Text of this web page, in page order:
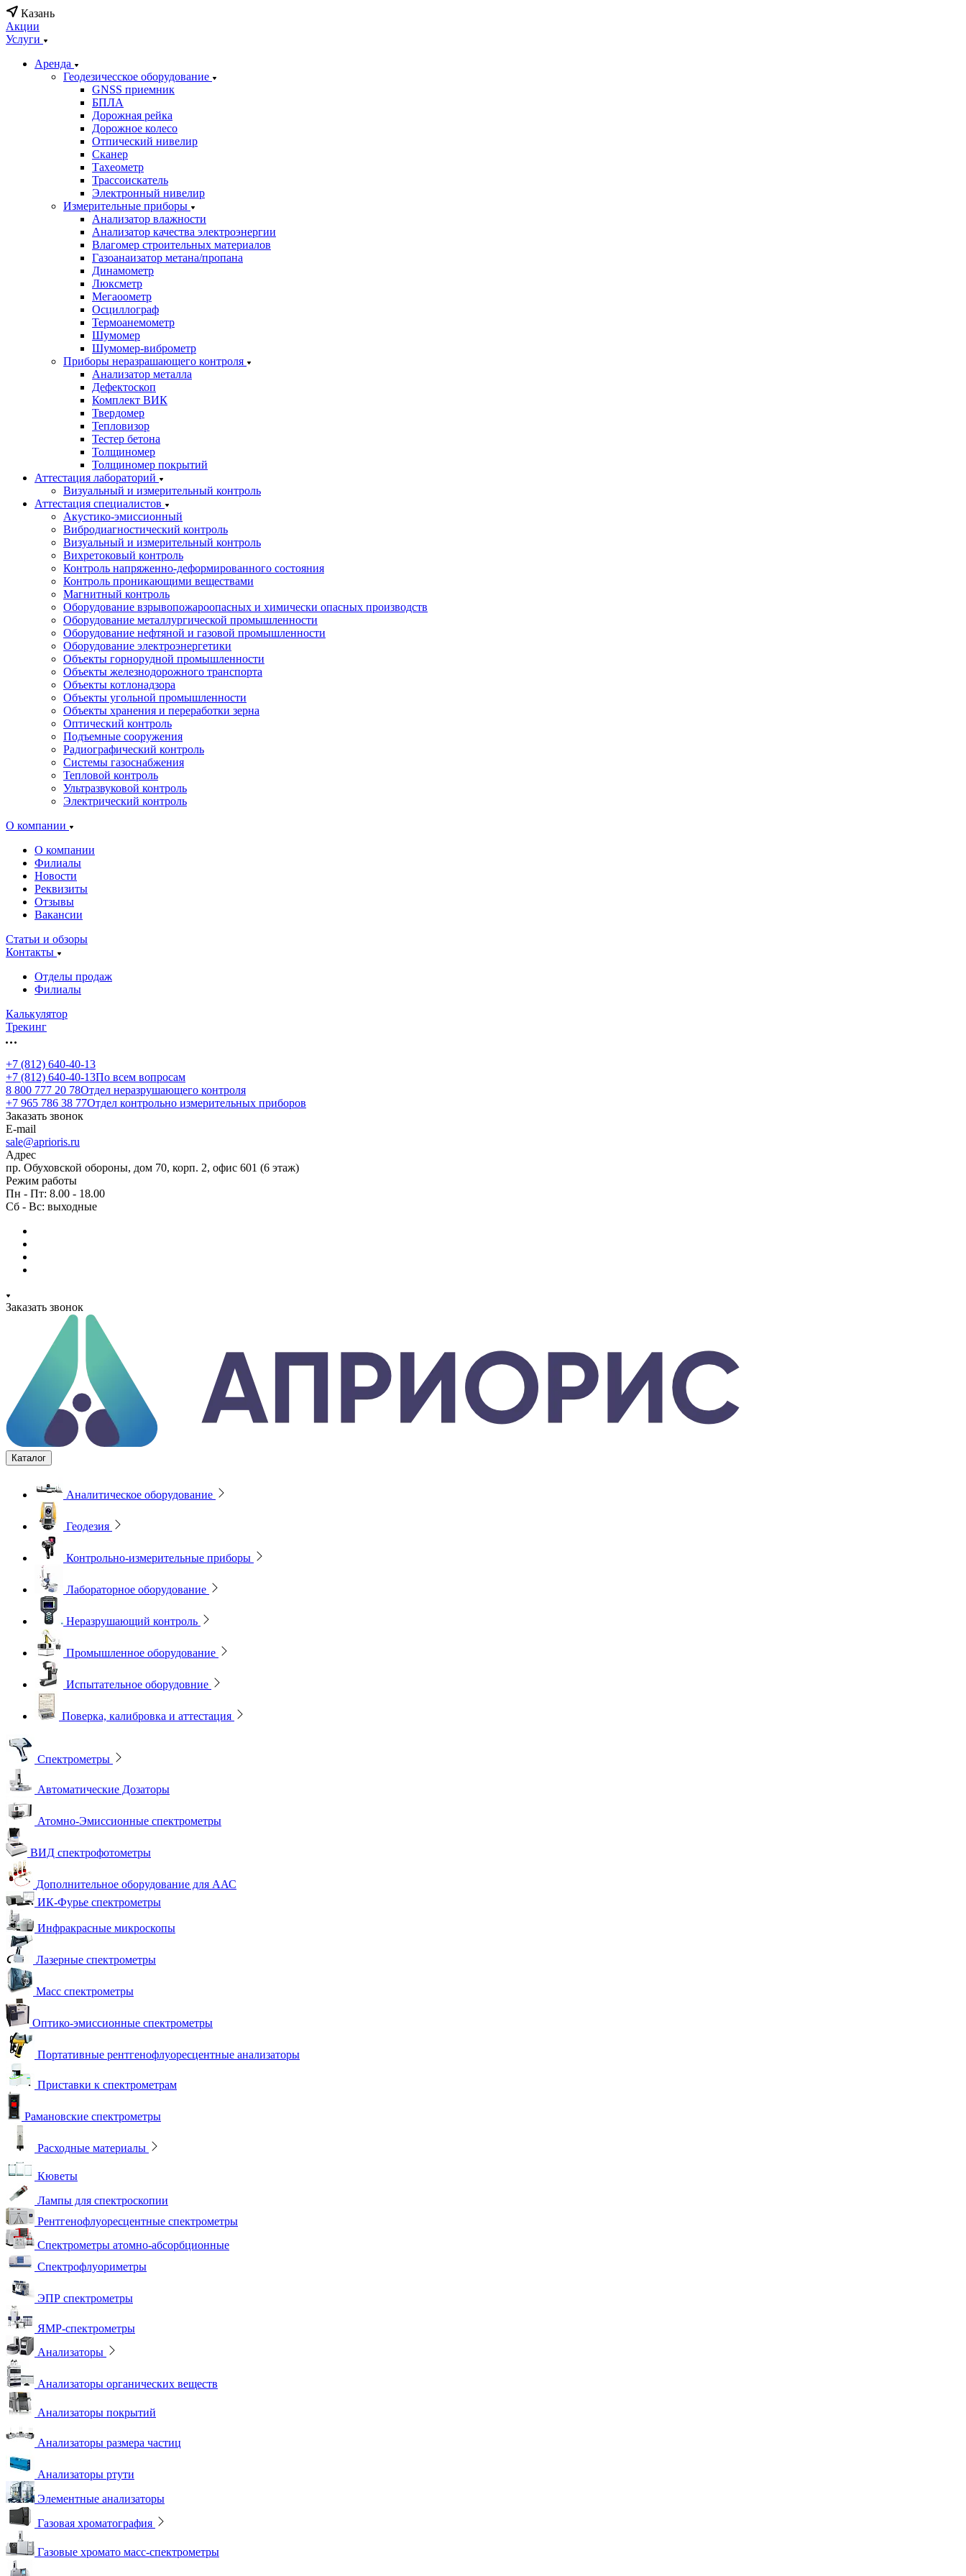
Казань
Акции
Услуги
Аренда
Геодезичесское оборудование
GNSS приемник
БПЛА
Дорожная рейка
Дорожное колесо
Отпический нивелир
Сканер
Тахеометр
Трассоискатель
Электронный нивелир
Измерительные приборы
Анализатор влажности
Анализатор качества электроэнергии
Влагомер строительных материалов
Газоанаизатор метана/пропана
Динамометр
Люксметр
Мегаоометр
Осциллограф
Термоанемометр
Шумомер
Шумомер-виброметр
Приборы неразрашающего контроля
Анализатор металла
Дефектоскоп
Комплект ВИК
Твердомер
Тепловизор
Тестер бетона
Толщиномер
Толщиномер покрытий
Аттестация лабораторий
Визуальный и измерительный контроль
Аттестация специалистов
Акустико-эмиссионный
Вибродиагностический контроль
Визуальный и измерительный контроль
Вихретоковый контроль
Контроль напряженно-деформированного состояния
Контроль проникающими веществами
Магнитный контроль
Оборудование взрывопожароопасных и химически опасных производств
Оборудование металлургической промышленности
Оборудование нефтяной и газовой промышленности
Оборудование электроэнергетики
Объекты горнорудной промышленности
Объекты железнодорожного транспорта
Объекты котлонадзора
Объекты угольной промышленности
Объекты хранения и переработки зерна
Оптический контроль
Подъемные сооружения
Радиографический контроль
Системы газоснабжения
Тепловой контроль
Ультразвуковой контроль
Электрический контроль
О компании
О компании
Филиалы
Новости
Реквизиты
Отзывы
Вакансии
Статьи и обзоры
Контакты
Отделы продаж
Филиалы
Калькулятор
Трекинг
+7 (812) 640-40-13
+7 (812) 640-40-13По всем вопросам
8 800 777 20 78Отдел неразрушающего контроля
+7 965 786 38 77Отдел контрольно измерительных приборов
Заказать звонок
E-mail
sale@aprioris.ru
Адрес
пр. Обуховской обороны, дом 70, корп. 2, офис 601 (6 этаж)
Режим работы
Пн - Пт: 8.00 - 18.00
Сб - Вс: выходные
Заказать звонок
Каталог
Аналитическое оборудование
Геодезия
Контрольно-измерительные приборы
Лабораторное оборудование
Неразрушающий контроль
Промышленное оборудование
Испытательное оборудовние
Поверка, калибровка и аттестация
Спектрометры
Автоматические Дозаторы
Атомно-Эмиссионные спектрометры
ВИД спектрофотометры
Дополнительное оборудование для ААС
ИК-Фурье спектрометры
Инфракрасные микроскопы
Лазерные спектрометры
Масс спектрометры
Оптико-эмиссионные спектрометры
Портативные рентгенофлуоресцентные анализаторы
Приставки к спектрометрам
Рамановские спектрометры
Расходные материалы
Кюветы
Лампы для спектроскопии
Рентгенофлуоресцентные спектрометры
Спектрометры атомно-абсорбционные
Спектрофлуориметры
ЭПР спектрометры
ЯМР-спектрометры
Анализаторы
Анализаторы органических веществ
Анализаторы покрытий
Анализаторы размера частиц
Анализаторы ртути
Элементные анализаторы
Газовая хроматография
Газовые хромато масс-спектрометры